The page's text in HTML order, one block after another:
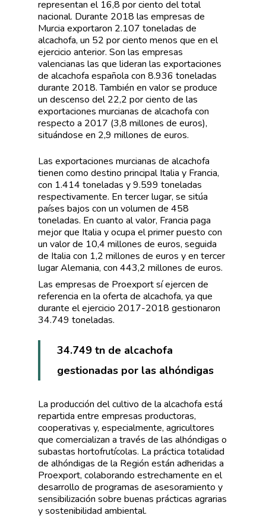
representan el 16,8 por ciento del total
nacional. Durante 2018 las empresas de
Murcia exportaron 2.107 toneladas de
alcachofa, un 52 por ciento menos que en el
ejercicio anterior. Son las empresas
valencianas las que lideran las exportaciones
de alcachofa española con 8.936 toneladas
durante 2018. También en valor se produce
un descenso del 22,2 por ciento de las
exportaciones murcianas de alcachofa con
respecto a 2017 (3,8 millones de euros),
situándose en 2,9 millones de euros.
Las exportaciones murcianas de alcachofa
tienen como destino principal Italia y Francia,
con 1.414 toneladas y 9.599 toneladas
respectivamente. En tercer lugar, se sitúa
países bajos con un volumen de 458
toneladas. En cuanto al valor, Francia paga
mejor que Italia y ocupa el primer puesto con
un valor de 10,4 millones de euros, seguida
de Italia con 1,2 millones de euros y en tercer
lugar Alemania, con 443,2 millones de euros.
Las empresas de Proexport sí ejercen de
referencia en la oferta de alcachofa, ya que
durante el ejercicio 2017-2018 gestionaron
34.749 toneladas.
34.749 tn de alcachofa
gestionadas por las alhóndigas
La producción del cultivo de la alcachofa está
repartida entre empresas productoras,
cooperativas y, especialmente, agricultores
que comercializan a través de las alhóndigas o
subastas hortofrutícolas. La práctica totalidad
de alhóndigas de la Región están adheridas a
Proexport, colaborando estrechamente en el
desarrollo de programas de asesoramiento y
sensibilización sobre buenas prácticas agrarias
y sostenibilidad ambiental.